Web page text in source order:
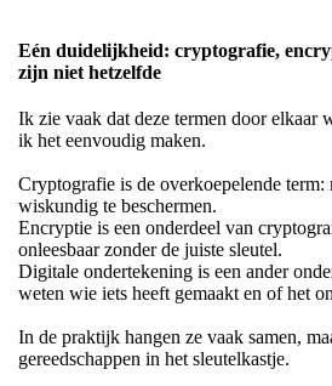
Eén duidelijkheid: cryptografie,
zijn niet hetzelfde
Ik zie vaak dat deze termen door elkaar
ik het eenvoudig maken.
Cryptografie is de overkoepelende
wiskundig te beschermen.
Encryptie is een onderdeel van
onleesbaar zonder de juiste sleutel.
Digitale ondertekening is een ander
weten wie iets heeft gemaakt en of het
In de praktijk hangen ze vaak samen,
gereedschappen in het sleutelkastje.